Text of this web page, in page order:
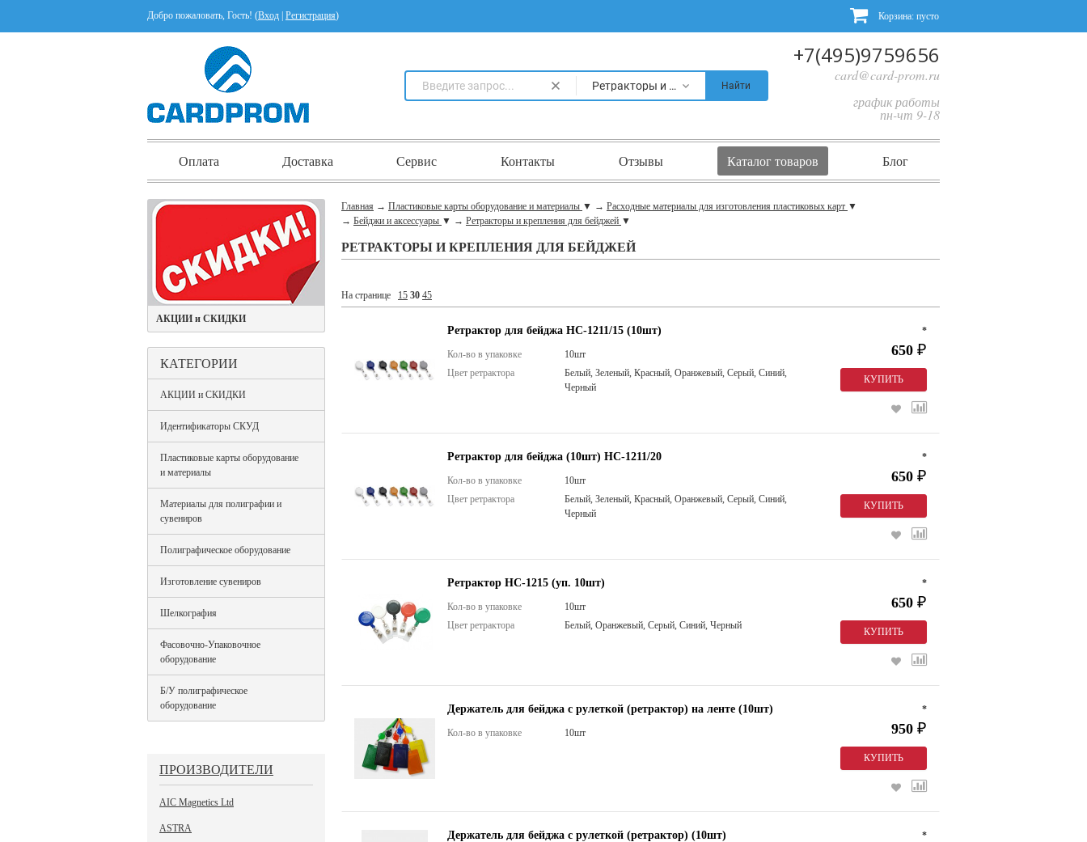
Добро пожаловать, Гость! (Вход Регистрация) Корзина: пусто
Ретракторы и крепления для бейджей Найти
+7(495)9759656
card@card-prom.ru
график работы
пн-чт 9-18
Оплата Доставка Сервис Контакты Отзывы Каталог товаров Блог
АКЦИИ и СКИДКИ
КАТЕГОРИИ
АКЦИИ и СКИДКИ
Идентификаторы СКУД
Пластиковые карты оборудование
и материалы
Материалы для полиграфии и
сувениров
Полиграфическое оборудование
Изготовление сувениров
Шелкография
Фасовочно-Упаковочное
оборудование
Б/У полиграфическое
оборудование
ПРОИЗВОДИТЕЛИ
AIC Magnetics Ltd
ASTRA
Главная → Пластиковые карты оборудование и материалы ▼ → Расходные материалы для изготовления пластиковых карт ▼
→ Бейджи и аксессуары ▼ → Ретракторы и крепления для бейджей ▼
РЕТРАКТОРЫ И КРЕПЛЕНИЯ ДЛЯ БЕЙДЖЕЙ
На странице 15 30 45
Ретрактор для бейджа НС-1211/15 (10шт)
Кол-во в упаковке
10шт
Цвет ретрактора
Белый, Зеленый, Красный, Оранжевый, Серый, Синий,
Черный
*
650 ₽
Ретрактор для бейджа (10шт) НС-1211/20
Кол-во в упаковке
10шт
Цвет ретрактора
Белый, Зеленый, Красный, Оранжевый, Серый, Синий,
Черный
*
650 ₽
Ретрактор НС-1215 (уп. 10шт)
Кол-во в упаковке
10шт
Цвет ретрактора
Белый, Оранжевый, Серый, Синий, Черный
*
650 ₽
Держатель для бейджа с рулеткой (ретрактор) на ленте (10шт)
Кол-во в упаковке 10шт
*
950 ₽
Держатель для бейджа с рулеткой (ретрактор) (10шт) *